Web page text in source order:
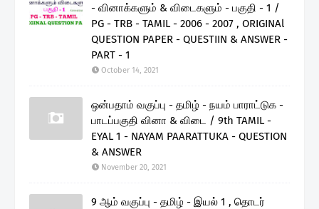
- வினாக்களும் & விடைகளும் - பகுதி - 1 /
PG - TRB - TAMIL - 2006 - 2007 , ORIGINAl
QUESTION PAPER - QUESTIIN & ANSWER -
PART - 1
October 14, 2021
ஒன்பதாம் வகுப்பு - தமிழ் - நயம் பாராட்டுக -
பாடப்பகுதி வினா & விடை / 9th TAMIL -
EYAL 1 - NAYAM PAARATTUKA - QUESTION
& ANSWER
November 20, 2021
9 ஆம் வகுப்பு - தமிழ் - இயல் 1 , தொடர்